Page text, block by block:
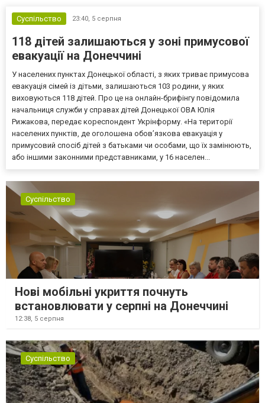
Суспільство 23:40, 5 серпня
118 дітей залишаються у зоні примусової
евакуації на Донеччині
У населених пунктах Донецької області, з яких триває примусова
евакуація сімей із дітьми, залишаються 103 родини, у яких
виховуються 118 дітей. Про це на онлайн-брифінгу повідомила
начальниця служби у справах дітей Донецької ОВА Юлія
Рижакова, передає кореспондент Укрінформу. «На території
населених пунктів, де оголошена обов’язкова евакуація у
примусовий спосіб дітей з батьками чи особами, що їх замінюють,
або іншими законними представниками, у 16 населен...
Суспільство
Нові мобільні укриття почнуть
встановлювати у серпні на Донеччині
12:38, 5 серпня
Суспільство